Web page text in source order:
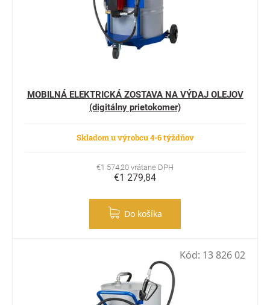
MOBILNÁ ELEKTRICKÁ ZOSTAVA NA VÝDAJ OLEJOV
(digitálny prietokomer)
Skladom u výrobcu 4-6 týždňov
€1 574,20 vrátane DPH
€1 279,84
Do košíka
Kód: 13 826 02